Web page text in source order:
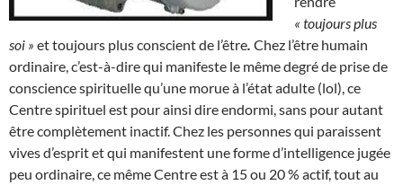
« toujours plus
soi » et toujours plus conscient de l’être Chez l’être humain
ordinaire, c’est-à-dire qui manifeste le même degré de prise de
conscience spirituelle qu’une morue à l’état adulte (lol), ce
Centre spirituel est pour ainsi dire endormi, sans pour autant
être complètement inactif. Chez les personnes qui paraissent
vives d’esprit et qui manifestent une forme d’intelligence jugée
peu ordinaire, ce même Centre est à 15 ou 20 % actif, tout au